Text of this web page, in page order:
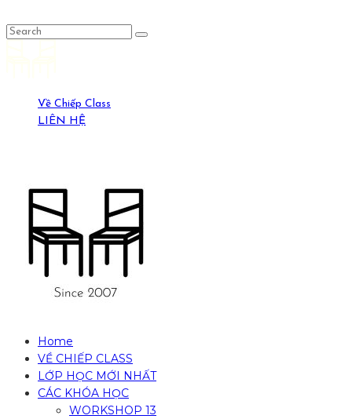
Về Chiếp Class
LIÊN HỆ
Home
VỀ CHIẾP CLASS
LỚP HỌC MỚI NHẤT
CÁC KHÓA HỌC
WORKSHOP 13